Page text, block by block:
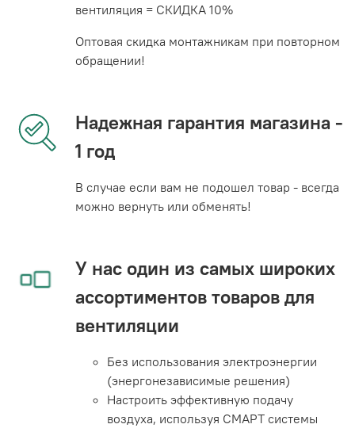
вентиляция = СКИДКА 10%
Оптовая скидка монтажникам при повторном
обращении!
Надежная гарантия магазина -
1 год
В случае если вам не подошел товар - всегда
можно вернуть или обменять!
У нас один из самых широких
ассортиментов товаров для
вентиляции
Без использования электроэнергии
(энергонезависимые решения)
Настроить эффективную подачу
воздуха, используя СМАРТ системы